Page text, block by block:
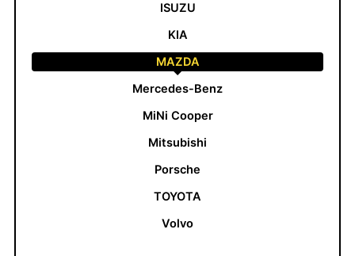
ISUZU
KIA
MAZDA
Mercedes-Benz
MiNi Cooper
Mitsubishi
Porsche
TOYOTA
Volvo